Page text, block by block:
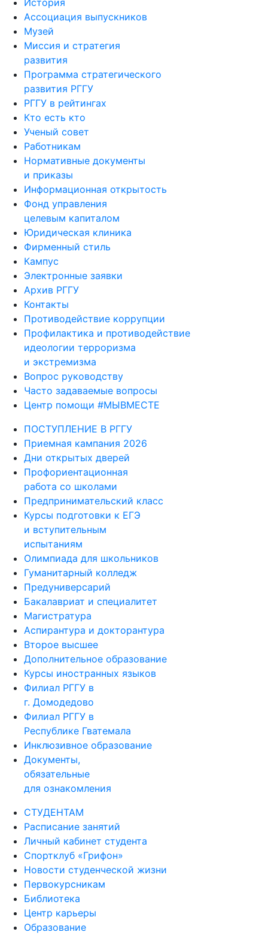
История
Ассоциация выпускников
Музей
Миссия и стратегия
развития
Программа стратегического
развития РГГУ
РГГУ в рейтингах
Кто есть кто
Ученый совет
Работникам
Нормативные документы
и приказы
Информационная открытость
Фонд управления
целевым капиталом
Юридическая клиника
Фирменный стиль
Кампус
Электронные заявки
Архив РГГУ
Контакты
Противодействие коррупции
Профилактика и противодействие
идеологии терроризма
и экстремизма
Вопрос руководству
Часто задаваемые вопросы
Центр помощи #МЫВМЕСТЕ
ПОСТУПЛЕНИЕ В РГГУ
Приемная кампания 2026
Дни открытых дверей
Профориентационная
работа со школами
Предпринимательский класс
Курсы подготовки к ЕГЭ
и вступительным
испытаниям
Олимпиада для школьников
Гуманитарный колледж
Предуниверсарий
Бакалавриат и специалитет
Магистратура
Аспирантура и докторантура
Второе высшее
Дополнительное образование
Курсы иностранных языков
Филиал РГГУ в
г. Домодедово
Филиал РГГУ в
Республике Гватемала
Инклюзивное образование
Документы,
обязательные
для ознакомления
СТУДЕНТАМ
Расписание занятий
Личный кабинет студента
Спортклуб «Грифон»
Новости студенческой жизни
Первокурсникам
Библиотека
Центр карьеры
Образование